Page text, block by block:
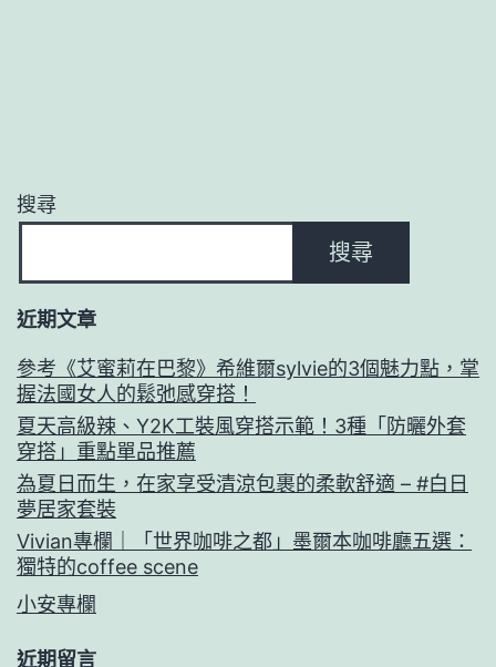
搜尋
搜尋
近期文章
參考《艾蜜莉在巴黎》希維爾sylvie的3個魅力點，掌
握法國女人的鬆弛感穿搭！
夏天高級辣、Y2K工裝風穿搭示範！3種「防曬外套
穿搭」重點單品推薦
為夏日而生，在家享受清涼包裹的柔軟舒適 – #白日
夢居家套裝
Vivian專欄｜「世界咖啡之都」墨爾本咖啡廳五選：
獨特的coffee scene
小安專欄
近期留言